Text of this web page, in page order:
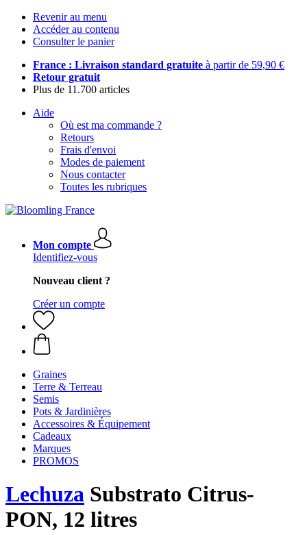
Revenir au menu
Accéder au contenu
Consulter le panier
France : Livraison standard gratuite à partir de 59,90 €
Retour gratuit
Plus de 11.700 articles
Aide
Où est ma commande ?
Retours
Frais d'envoi
Modes de paiement
Nous contacter
Toutes les rubriques
Mon compte
Identifiez-vous
Nouveau client ?
Créer un compte
Graines
Terre & Terreau
Semis
Pots & Jardinières
Accessoires & Équipement
Cadeaux
Marques
PROMOS
Lechuza Substrato Citrus-
PON, 12 litres